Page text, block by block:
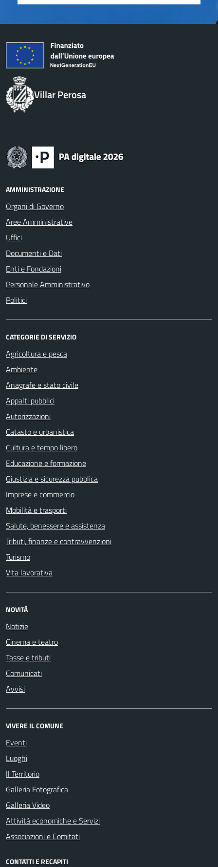
Villar Perosa
AMMINISTRAZIONE
Organi di Governo
Aree Amministrative
Uffici
Documenti e Dati
Enti e Fondazioni
Personale Amministrativo
Politici
CATEGORIE DI SERVIZIO
Agricoltura e pesca
Ambiente
Anagrafe e stato civile
Appalti pubblici
Autorizzazioni
Catasto e urbanistica
Cultura e tempo libero
Educazione e formazione
Giustizia e sicurezza pubblica
Imprese e commercio
Mobilità e trasporti
Salute, benessere e assistenza
Tributi, finanze e contravvenzioni
Turismo
Vita lavorativa
NOVITÀ
Notizie
Cinema e teatro
Tasse e tributi
Comunicati
Avvisi
VIVERE IL COMUNE
Eventi
Luoghi
Il Territorio
Galleria Fotografica
Galleria Video
Attività economiche e Servizi
Associazioni e Comitati
CONTATTI E RECAPITI